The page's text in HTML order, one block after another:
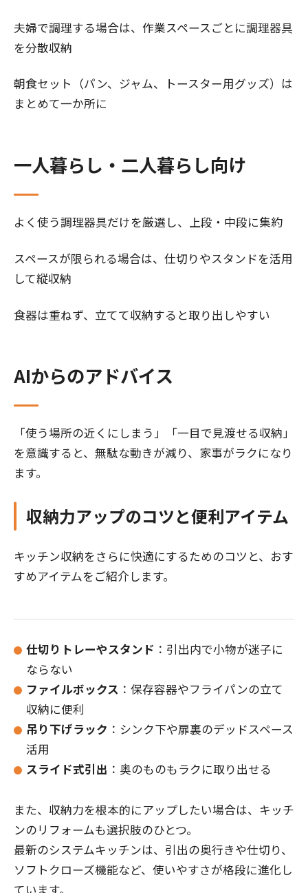
夫婦で調理する場合は、作業スペースごとに調理器具
を分散収納
朝食セット（パン、ジャム、トースター用グッズ）は
まとめて一か所に
一人暮らし・二人暮らし向け
よく使う調理器具だけを厳選し、上段・中段に集約
スペースが限られる場合は、仕切りやスタンドを活用
して縦収納
食器は重ねず、立てて収納すると取り出しやすい
AIからのアドバイス
「使う場所の近くにしまう」「一目で見渡せる収納」
を意識すると、無駄な動きが減り、家事がラクになり
ます。
収納力アップのコツと便利アイテム
キッチン収納をさらに快適にするためのコツと、おす
すめアイテムをご紹介します。
仕切りトレーやスタンド ：引出内で小物が迷子に
ならない
ファイルボックス ：保存容器やフライパンの立て
収納に便利
吊り下げラック ：シンク下や扉裏のデッドスペース
活用
スライド式引出 ：奥のものもラクに取り出せる
また、収納力を根本的にアップしたい場合は、キッチ
ンのリフォームも選択肢のひとつ。
最新のシステムキッチンは、引出の奥行きや仕切り、
ソフトクローズ機能など、使いやすさが格段に進化し
ています。